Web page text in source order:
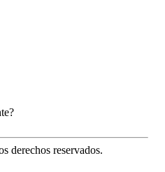
derechos reservados.